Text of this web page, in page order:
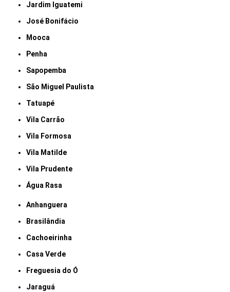
Jardim Iguatemi
José Bonifácio
Mooca
Penha
Sapopemba
São Miguel Paulista
Tatuapé
Vila Carrão
Vila Formosa
Vila Matilde
Vila Prudente
Água Rasa
Anhanguera
Brasilândia
Cachoeirinha
Casa Verde
Freguesia do Ó
Jaraguá